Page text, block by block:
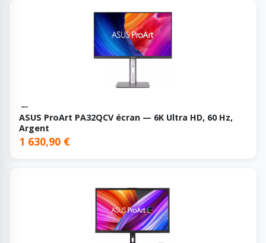
ASUS ProArt PA32QCV écran — 6K Ultra HD, 60 Hz,
Argent
1 630,90 €